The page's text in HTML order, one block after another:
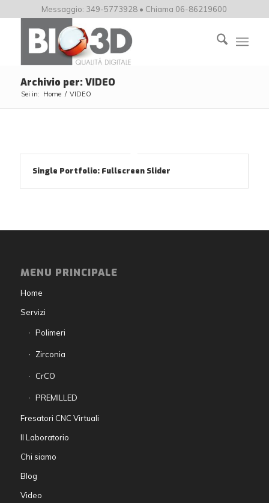
Messaggio: 349-5773928 • Chiama 06-86219600
Archivio per: VIDEO
Sei in: Home / VIDEO
Single Portfolio: Fullscreen Slider
MENU PRINCIPALE
Home
Servizi
Polimeri
Zirconia
CrCO
PREMILLED
Fresatori CNC Virtuali
Il Laboratorio
Chi siamo
Blog
Video